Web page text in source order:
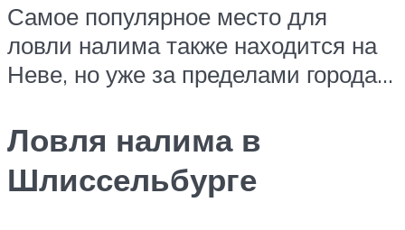
Самое популярное место для
ловли налима также находится на
Неве, но уже за пределами города…
Ловля налима в
Шлиссельбурге